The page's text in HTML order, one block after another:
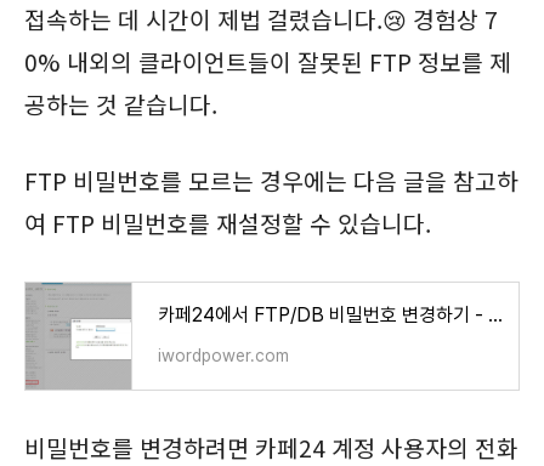
접속하는 데 시간이 제법 걸렸습니다.😢 경험상 7
0% 내외의 클라이언트들이 잘못된 FTP 정보를 제
공하는 것 같습니다.
FTP 비밀번호를 모르는 경우에는 다음 글을 참고하
여 FTP 비밀번호를 재설정할 수 있습니다.
카페24에서 FTP/DB 비밀번호 변경하기 - 웹사이트
iwordpower.com
비밀번호를 변경하려면 카페24 계정 사용자의 전화